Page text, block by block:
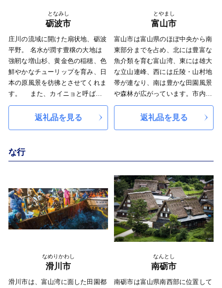
を願っております。
となみし
砺波市
庄川の流域に開けた扇状地、砺波
平野。 名水が潤す豊穣の大地は
強靭な増山杉、黄金色の稲穂、色
鮮やかなチューリップを育み、日
本の原風景を彷彿とさせてくれま
す。 また、カイニョと呼ばれ
る屋敷林の中、切妻屋根アズマダ
チの農家が、碁石を散りばめたよ
うに点在する散居村は春から夏は
銀白のじゅうたんと四季折々、美
しい田園風景を見せてくれます。
づき日本有数の住みよさを誇るま
ち。 新しい人の和、まちの和
が、いま、水と緑の大地に広がっ
ていきます。"
返礼品を見る
とやまし
富山市
富山市は富山県のほぼ中央から南
東部分までを占め、北には豊富な
魚介類を育む富山湾、東には雄大
な立山連峰、西には丘陵・山村地
帯が連なり、南は豊かな田園風景
や森林が広がっています。市内に
は神通川や常願寺川など大小の河
川が流れ、古くから川で結ばれた
文化圏を形成しています。海の幸
ル級の山々までが織りなす自然の
います。
返礼品を見る
な行
なめりかわし
滑川市
滑川市は、富山湾に面した田園都
なんとし
南砺市
南砺市は富山県南西部に位置して